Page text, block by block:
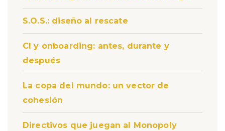
S.O.S.: diseño al rescate
CI y onboarding: antes, durante y
después
La copa del mundo: un vector de
cohesión
Directivos que juegan al Monopoly